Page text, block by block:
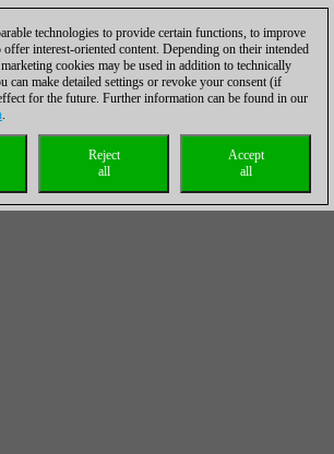
technologies to provide certain functions, to improve
offer interest-oriented content. Depending on their intended
cookies may be used in addition to technically
can make detailed settings or revoke your consent (if
for the future. Further information can be found in our
.
Accept
all
Reject
all